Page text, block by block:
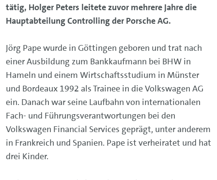
tätig, Holger Peters leitete zuvor mehrere Jahre die
Hauptabteilung Controlling der Porsche AG.
Jörg Pape wurde in Göttingen geboren und trat nach
einer Ausbildung zum Bankkaufmann bei BHW in
Hameln und einem Wirtschaftsstudium in Münster
und Bordeaux 1992 als Trainee in die Volkswagen AG
ein. Danach war seine Laufbahn von internationalen
Fach- und Führungsverantwortungen bei den
Volkswagen Financial Services geprägt, unter anderem
in Frankreich und Spanien. Pape ist verheiratet und hat
drei Kinder.